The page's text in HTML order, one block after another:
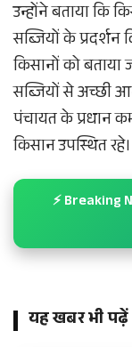
उन्होंने बताया कि
सब्जियों के प्रदर्शन
किसानों को बताया
सब्जियों से अच्छी
पंचायत के प्रधान
किसान उपस्थित रहे।
⚡ Breaking
यह खबर भी पढ़ें